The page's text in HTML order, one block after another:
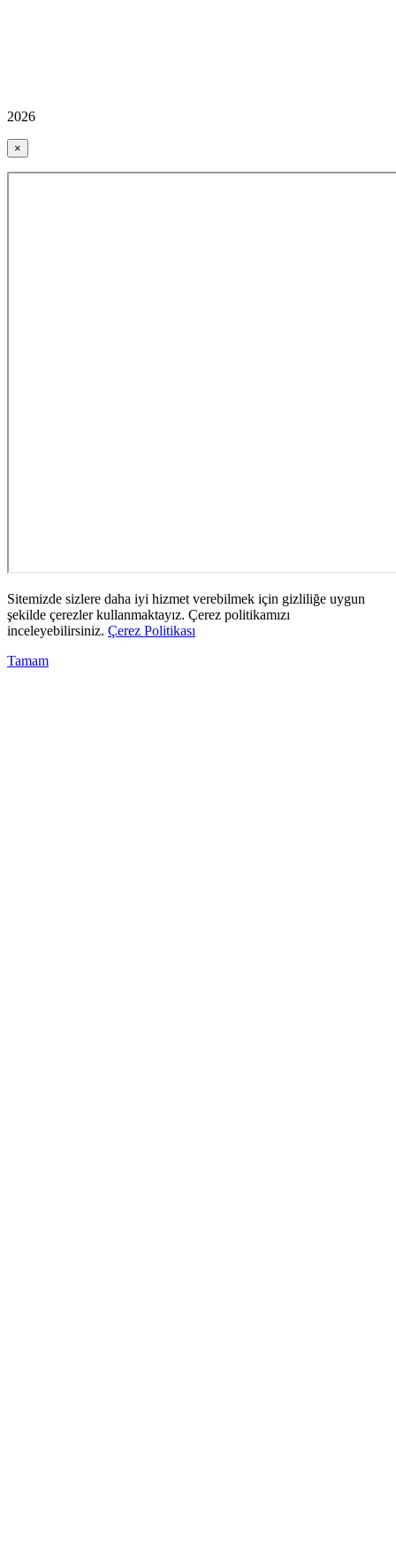
2026
×
Sitemizde sizlere daha iyi hizmet verebilmek için gizliliğe uygun
şekilde çerezler kullanmaktayız. Çerez politikamızı
inceleyebilirsiniz. Çerez Politikası
Tamam